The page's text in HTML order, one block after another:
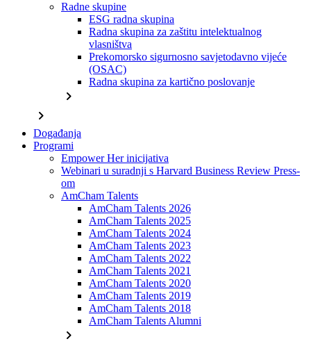
Radne skupine
ESG radna skupina
Radna skupina za zaštitu intelektualnog
vlasništva
Prekomorsko sigurnosno savjetodavno vijeće
(OSAC)
Radna skupina za kartično poslovanje
chevron_right
chevron_right
Događanja
Programi
Empower Her inicijativa
Webinari u suradnji s Harvard Business Review Press-
om
AmCham Talents
AmCham Talents 2026
AmCham Talents 2025
AmCham Talents 2024
AmCham Talents 2023
AmCham Talents 2022
AmCham Talents 2021
AmCham Talents 2020
AmCham Talents 2019
AmCham Talents 2018
AmCham Talents Alumni
chevron_right